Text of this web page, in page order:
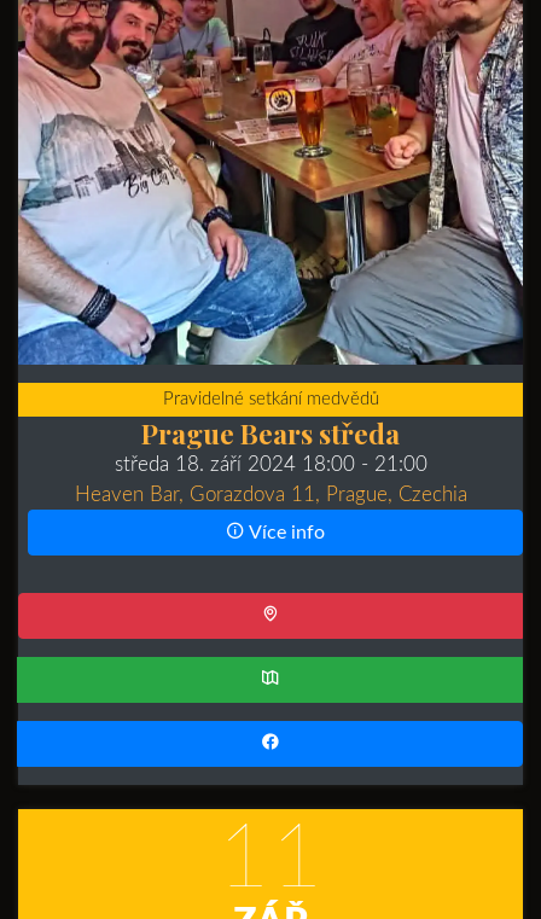
Pravidelné setkání medvědů
Prague Bears středa
středa 18. září 2024 18:00- 21:00
Heaven Bar, Gorazdova 11, Prague, Czechia
Více info
11